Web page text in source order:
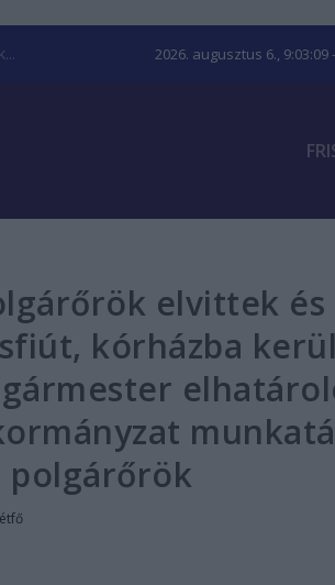
2026. augusztus 6., 9:03:10
elvittek és
kórházba